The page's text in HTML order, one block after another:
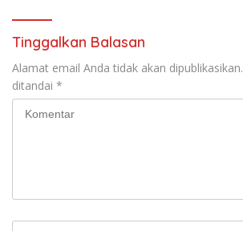
Tinggalkan Balasan
Alamat email Anda tidak akan dipublikasikan.
ditandai *